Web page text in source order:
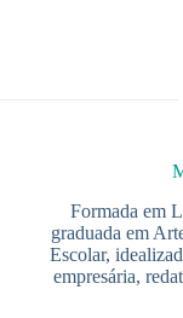
Formada em
graduada em
Escolar,
empresária,